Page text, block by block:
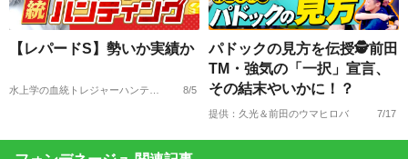
【レパードS】勢いか実績か
8/5
パドックの見方を伝授🕵前田
TM・強気の「一択」宣言、
その結末やいかに！？
提供：久光＆前田のウマヒロバ 7/17